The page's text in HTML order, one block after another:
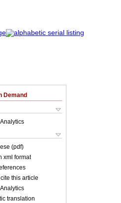
Demand
(pdf)
xml format
this article
translation